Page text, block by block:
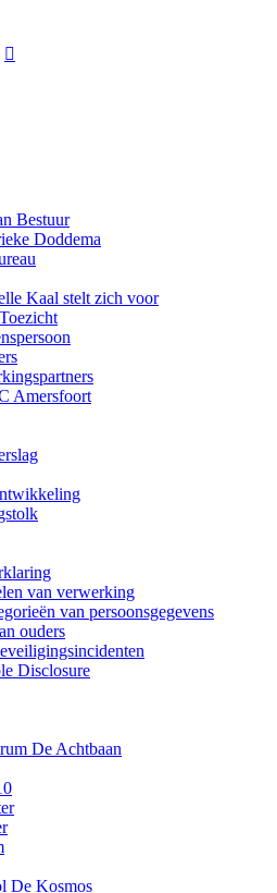

Bestuur
Doddema
Kaal stelt zich voor
Amersfoort
van verwerking
van persoonsgegevens
ouders
Disclosure
De Achtbaan
De Kosmos